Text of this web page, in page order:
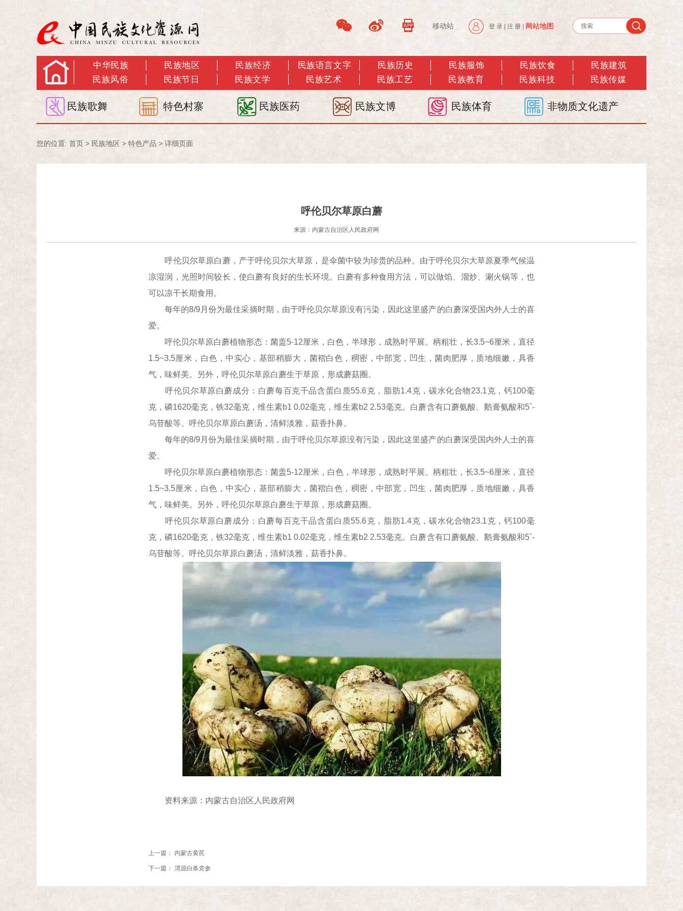
移动站 登 录 注 册 网站地图
中华民族 民族地区 民族经济 民族语言文字 民族历史 民族服饰 民族饮食
民族建筑
民族风俗
民族节日 民族文学 民族艺术 民族工艺 民族教育 民族科技 民族传媒
民族歌舞 特色村寨 民族医药 民族文博 民族体育 非物质文化遗产
您的位置: 首页 > 民族地区 > 特色产品 > 详细页面
呼伦贝尔草原白蘑
来源：内蒙古自治区人民政府网
呼伦贝尔草原白蘑，产于呼伦贝尔大草原，是伞菌中较为珍贵的品种。由于呼伦贝尔大草原夏季气候温
凉湿润，光照时间较长，使白蘑有良好的生长环境。白蘑有多种食用方法，可以做馅、溜炒、涮火锅等，也
可以凉干长期食用。
每年的8/9月份为最佳采摘时期，由于呼伦贝尔草原没有污染，因此这里盛产的白蘑深受国内外人士的喜
爱。
呼伦贝尔草原白蘑植物形态：菌盖5-12厘米，白色，半球形，成熟时平展。柄粗壮，长3.5~6厘米，直径
1.5~3.5厘米，白色，中实心，基部稍膨大，菌褶白色，稠密，中部宽，凹生，菌肉肥厚，质地细嫩，具香
气，味鲜美。另外，呼伦贝尔草原白蘑生于草原，形成蘑菇圈。
呼伦贝尔草原白蘑成分：白蘑每百克干品含蛋白质55.6克，脂肪1.4克，碳水化合物23.1克，钙100毫
克，磷1620毫克，铁32毫克，维生素b1 0.02毫克，维生素b2 2.53毫克。白蘑含有口蘑氨酸、鹅膏氨酸和5`-
乌苷酸等。呼伦贝尔草原白蘑汤，清鲜淡雅，菇香扑鼻。
每年的8/9月份为最佳采摘时期，由于呼伦贝尔草原没有污染，因此这里盛产的白蘑深受国内外人士的喜
爱。
呼伦贝尔草原白蘑植物形态：菌盖5-12厘米，白色，半球形，成熟时平展。柄粗壮，长3.5~6厘米，直径
1.5~3.5厘米，白色，中实心，基部稍膨大，菌褶白色，稠密，中部宽，凹生，菌肉肥厚，质地细嫩，具香
气，味鲜美。另外，呼伦贝尔草原白蘑生于草原，形成蘑菇圈。
呼伦贝尔草原白蘑成分：白蘑每百克干品含蛋白质55.6克，脂肪1.4克，碳水化合物23.1克，钙100毫
克，磷1620毫克，铁32毫克，维生素b1 0.02毫克，维生素b2 2.53毫克。白蘑含有口蘑氨酸、鹅膏氨酸和5`-
乌苷酸等。呼伦贝尔草原白蘑汤，清鲜淡雅，菇香扑鼻。
资料来源：内蒙古自治区人民政府网
上一篇： 内蒙古黄芪
下一篇： 渭源白条党参